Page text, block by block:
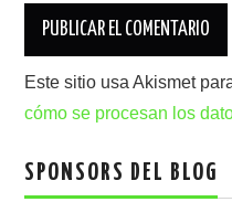
Este sitio usa Akismet
cómo se procesan los
SPONSORS DEL BLOG